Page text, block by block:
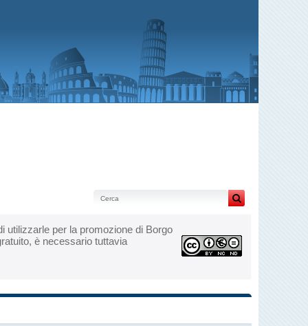
utilizzarle per la promozione di Borgo
è necessario tuttavia